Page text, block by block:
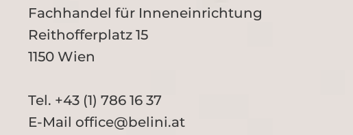
Fachhandel für Inneneinrichtung
Reithofferplatz 15
1150 Wien
Tel. +43 (1) 786 16 37
E-Mail office@belini.at